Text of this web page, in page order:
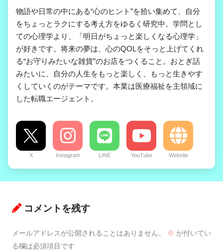
物語や日常の中にある“心のヒント”を拾い集めて、自分
をちょっとラクにする考え方をゆるく研究中。学問とし
ての心理学より、「明日がちょっと楽しくなる心理学」
が好きです。将来の夢は、心のQOLをそっと上げてくれ
る“お守りみたいな雑貨”のお店をつくること。おとぎ話
みたいに、自分の人生をもっと楽しく、もっと生きやす
くしていくのがテーマです。本業は医療福祉を主領域に
した転職エージェント。
X Instagram LINE YouTube Website
コメントを残す
メールアドレスが公開されることはありません。 ※ が付いてい
る欄は必須項目です